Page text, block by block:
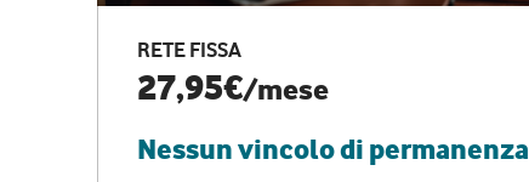
RETE FISSA
27,95€/mese
Nessun vincolo di permanenza